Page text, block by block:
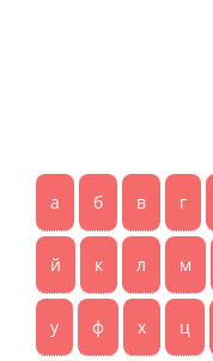
а б в г
й к л м
у ф х ц